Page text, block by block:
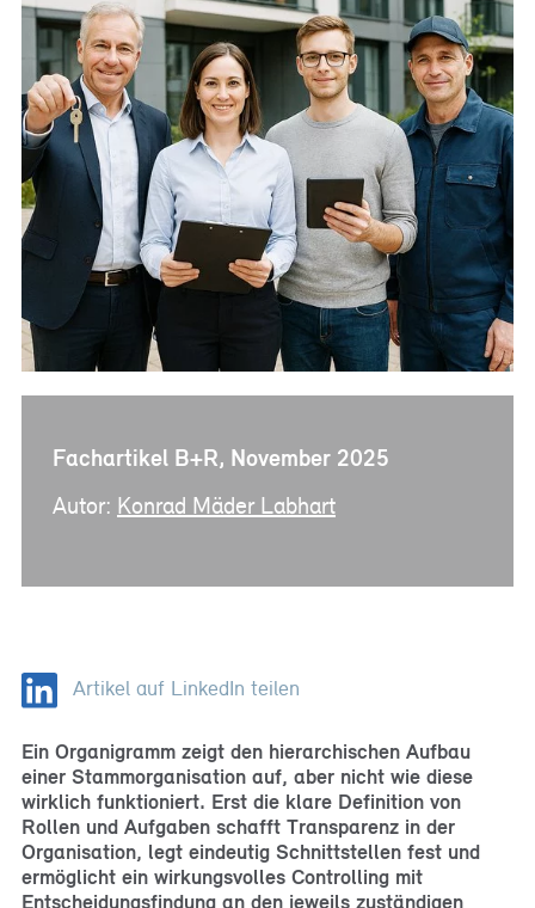
Referenzen
Bauherrenberatung
Immobilienberatung
Unternehmensberatung
Publikationen
News
Fachartikel
PM-Fachbuch
Artikel auf LinkedIn teilen
Ein Organigramm zeigt den hierarchischen Aufbau
einer Stammorganisation auf, aber nicht wie diese
wirklich funktioniert. Erst die klare Definition von
Rollen und Aufgaben schafft Transparenz in der
Organisation, legt eindeutig Schnittstellen fest und
ermöglicht ein wirkungsvolles Controlling mit
Entscheidungsfindung an den jeweils zuständigen
Fachartikel B+R, November 2025
Autor: Konrad Mäder Labhart